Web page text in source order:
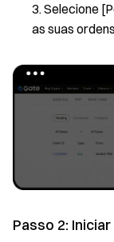
Selecione
as suas
Passo 2: